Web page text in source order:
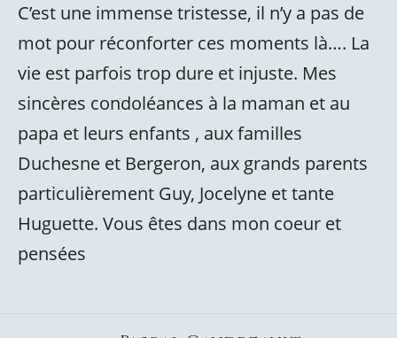
C’est une immense tristesse, il n’y a pas de
mot pour réconforter ces moments là…. La
vie est parfois trop dure et injuste. Mes
sincères condoléances à la maman et au
papa et leurs enfants , aux familles
Duchesne et Bergeron, aux grands parents
particulièrement Guy, Jocelyne et tante
Huguette. Vous êtes dans mon coeur et
pensées